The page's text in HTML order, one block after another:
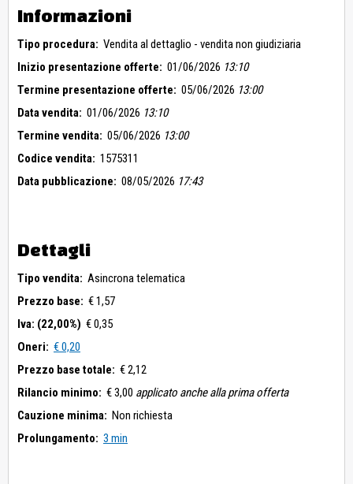
Informazioni
Tipo procedura: Vendita al dettaglio - vendita non giudiziaria
Inizio presentazione offerte: 01/06/2026 13:10
Termine presentazione offerte: 05/06/2026 13:00
Data vendita: 01/06/2026 13:10
Termine vendita: 05/06/2026 13:00
Codice vendita: 1575311
Data pubblicazione: 08/05/2026 17:43
Dettagli
Tipo vendita: Asincrona telematica
Prezzo base: € 1,57
Iva: (22,00%) € 0,35
Oneri: € 0,20
Prezzo base totale: € 2,12
Rilancio minimo: € 3,00 applicato anche alla prima offerta
Cauzione minima: Non richiesta
Prolungamento: 3 min